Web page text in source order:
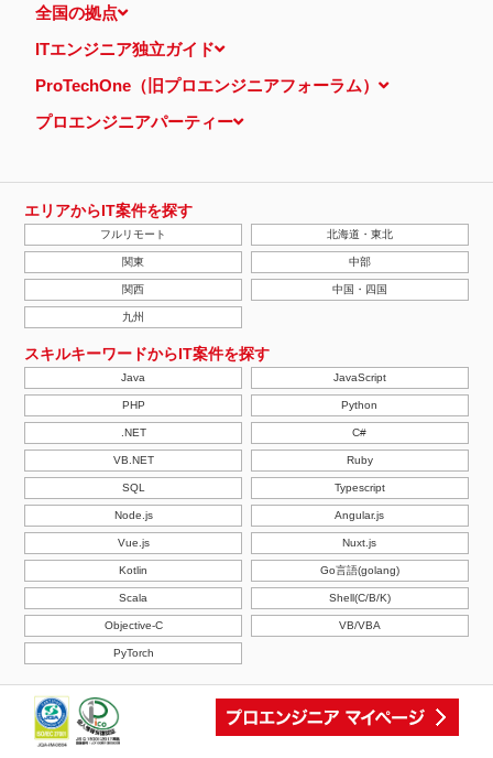
全国の拠点
ITエンジニア独立ガイド
ProTechOne（旧プロエンジニアフォーラム）
プロエンジニアパーティー
エリアからIT案件を探す
フルリモート 北海道・東北
関東 中部
関西 中国・四国
九州
スキルキーワードからIT案件を探す
Java JavaScript
PHP Python
.NET C#
VB.NET Ruby
SQL Typescript
Node.js Angular.js
Vue.js Nuxt.js
Kotlin Go言語(golang)
Scala Shell(C/B/K)
Objective-C VB/VBA
PyTorch